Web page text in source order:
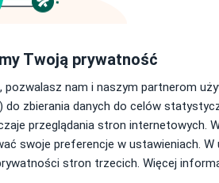
150 zł
Twoją prywatność
pozwalasz nam i naszym partnerom
do zbierania danych do celów
przeglądania stron internetowych.
swoje preferencje w ustawieniach.
stron trzecich. Więcej